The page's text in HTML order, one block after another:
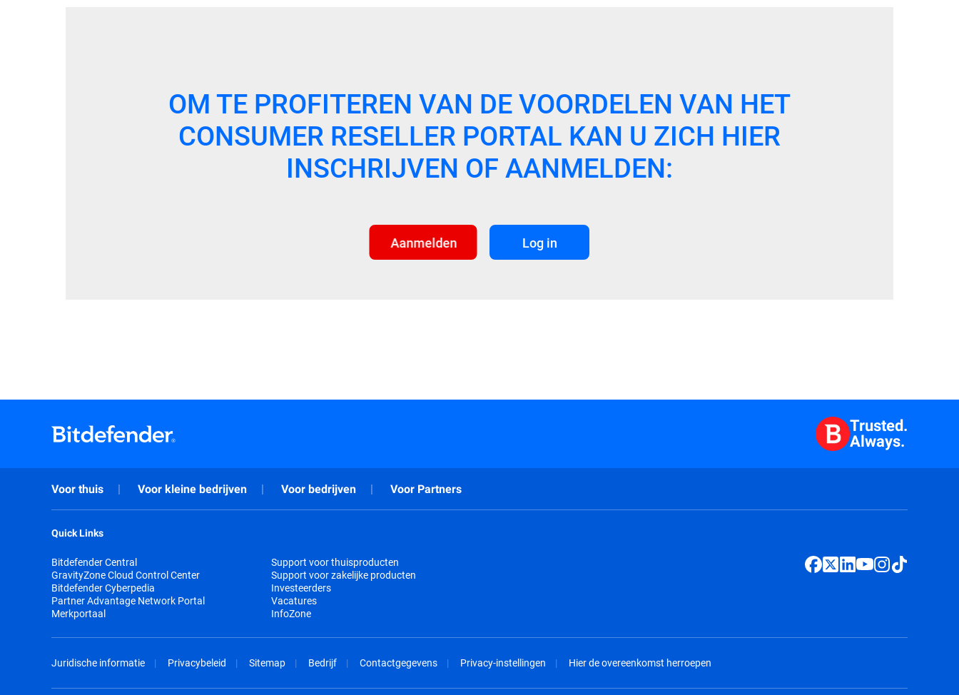
OM TE PROFITEREN VAN DE VOORDELEN VAN HET
CONSUMER RESELLER PORTAL KAN U ZICH HIER
INSCHRIJVEN OF AANMELDEN:
Aanmelden Log in
Trusted.
Always.
Voor thuis Voor kleine bedrijven Voor bedrijven Voor Partners
Quick Links
Bitdefender Central
GravityZone Cloud Control Center
Bitdefender Cyberpedia
Partner Advantage Network Portal
Merkportaal
Support voor thuisproducten
Support voor zakelijke producten
Investeerders
Vacatures
InfoZone
Juridische informatie Privacybeleid Sitemap Bedrijf Contactgegevens Privacy-instellingen Hier de overeenkomst herroepen